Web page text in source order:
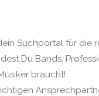
Suchportal für die
Du Bands,
braucht!